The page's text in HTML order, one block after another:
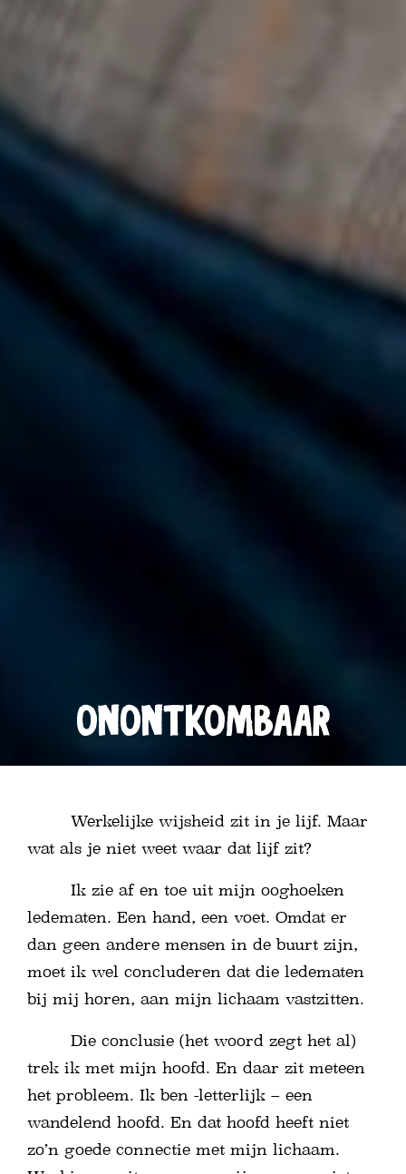
ONONTKOMBAAR
Werkelijke wijsheid zit in je lijf. Maar
wat als je niet weet waar dat lijf zit?
Ik zie af en toe uit mijn ooghoeken
ledematen. Een hand, een voet. Omdat er
dan geen andere mensen in de buurt zijn,
moet ik wel concluderen dat die ledematen
bij mij horen, aan mijn lichaam vastzitten.
Die conclusie (het woord zegt het al)
trek ik met mijn hoofd. En daar zit meteen
het probleem. Ik ben -letterlijk – een
wandelend hoofd. En dat hoofd heeft niet
zo’n goede connectie met mijn lichaam.